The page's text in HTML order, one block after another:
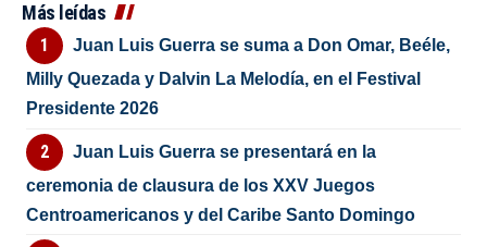
Más leídas
Juan Luis Guerra se suma a Don Omar, Beéle,
Milly Quezada y Dalvin La Melodía, en el Festival
Presidente 2026
Juan Luis Guerra se presentará en la
ceremonia de clausura de los XXV Juegos
Centroamericanos y del Caribe Santo Domingo